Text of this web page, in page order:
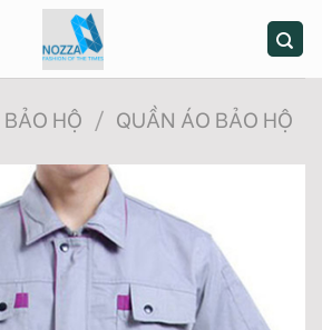
BẢO HỘ / QUẦN ÁO BẢO HỘ